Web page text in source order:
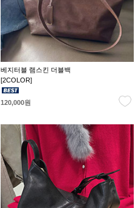
베지터블 램스킨 더블백
[2COLOR]
120,000원